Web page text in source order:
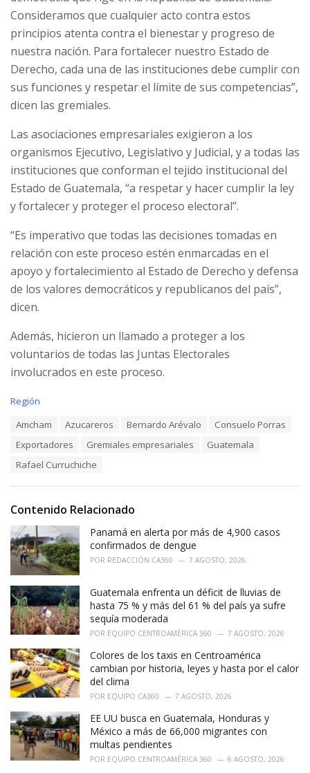
Consideramos que cualquier acto contra estos
principios atenta contra el bienestar y progreso de
nuestra nación. Para fortalecer nuestro Estado de
Derecho, cada una de las instituciones debe cumplir con
sus funciones y respetar el límite de sus competencias”,
dicen las gremiales.
Las asociaciones empresariales exigieron a los
organismos Ejecutivo, Legislativo y Judicial, y a todas las
instituciones que conforman el tejido institucional del
Estado de Guatemala, “a respetar y hacer cumplir la ley
y fortalecer y proteger el proceso electoral”.
“Es imperativo que todas las decisiones tomadas en
relación con este proceso estén enmarcadas en el
apoyo y fortalecimiento al Estado de Derecho y defensa
de los valores democráticos y republicanos del país”,
dicen.
Además, hicieron un llamado a proteger a los
voluntarios de todas las Juntas Electorales
involucrados en este proceso.
C
s
Región
Amcham Azucareros Bernardo Arévalo
Consuelo Porras
Exportadores
Gremiales empresariales
Guatemala
Rafael Curruchiche
Contenido Relacionado
Panamá en alerta por más de 4,900 casos
confirmados de dengue
POR REDACCIÓN CA360 7 AGOSTO, 2026
Guatemala enfrenta un déficit de lluvias de
hasta 75 % y más del 61 % del país ya sufre
sequía moderada
POR EQUIPO CENTROAMÉRICA 360 7 AGOSTO, 2026
Colores de los taxis en Centroamérica
cambian por historia, leyes y hasta por el calor
del clima
POR EQUIPO CA360 7 AGOSTO, 2026
EE UU busca en Guatemala, Honduras y
México a más de 66,000 migrantes con
multas pendientes
POR EQUIPO CENTROAMÉRICA 360 6 AGOSTO, 2026